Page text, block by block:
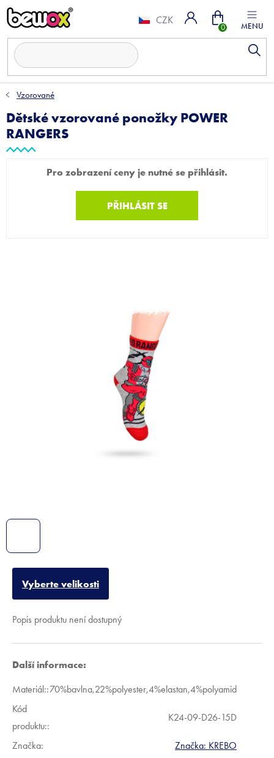
Přejít
na
CZK Nákupní
Vzorované
Dětské vzorované ponožky POWER
RANGERS
Pro zobrazení ceny je nutné se přihlásit.
PŘIHLÁSIT SE
Vyberte velikosti
Popis produktu není dostupný
Další informace:
Materiál::70%bavlna,22%polyester,4%elastan,4%polyamid
Kód
produktu::
K24-09-D26-15D
Značka: Značka: KREBO